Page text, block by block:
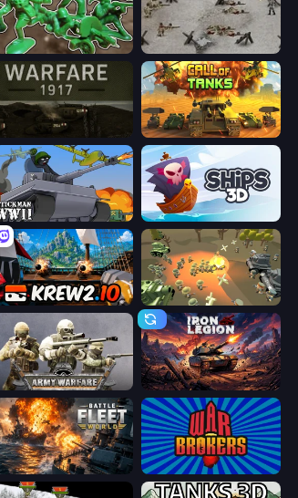
Soldiers - Capture and Control! Warfare 1944
Warfare 1917 Call of Tanks
Stickman WW2 Ships 3D
Krew.io WW1 Battle Simulator
Army Warfare Iron Legion
Battle Fleet World War Brokers